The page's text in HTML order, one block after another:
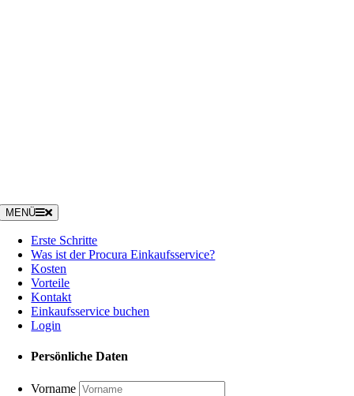
MENÜ
Erste Schritte
Was ist der Procura Einkaufsservice?
Kosten
Vorteile
Kontakt
Einkaufsservice buchen
Login
Persönliche Daten
Vorname